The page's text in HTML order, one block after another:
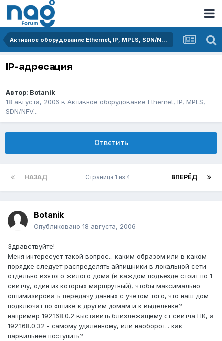
Активное оборудование Ethernet, IP, MPLS, SDN/NFV...
IP-адресация
Автор: Botanik
18 августа, 2006 в Активное оборудование Ethernet, IP, MPLS,
SDN/NFV...
Ответить
НАЗАД ВПЕРЁД
Страница 1 из 4
Botanik
Опубликовано 18 августа, 2006
Здравствуйте!
Меня интересует такой вопрос... каким образом или в каком
порядке следует распределять айпишники в локальной сети
отдельно взятого жилого дома (в каждом подъезде стоит по 1
свитчу, один из которых маршрутный), чтобы максимально
оптимизировать передачу данных с учетом того, что наш дом
подключат по оптике к другим домам и к выделенке?
например 192.168.0.2 выставить близлежащему от свитча ПК, а
192.168.0.32 - самому удаленному, или наоборот... как
парвильнее поступить?